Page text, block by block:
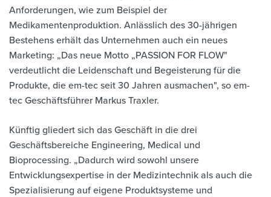
Anforderungen, wie zum Beispiel der
Medikamentenproduktion. Anlässlich des 30-jährigen
Bestehens erhält das Unternehmen auch ein neues
Marketing: „Das neue Motto „PASSION FOR FLOW"
verdeutlicht die Leidenschaft und Begeisterung für die
Produkte, die em-tec seit 30 Jahren ausmachen", so em-
tec Geschäftsführer Markus Traxler.
Künftig gliedert sich das Geschäft in die drei
Geschäftsbereiche Engineering, Medical und
Bioprocessing. „Dadurch wird sowohl unsere
Entwicklungsexpertise in der Medizintechnik als auch die
Spezialisierung auf eigene Produktsysteme und